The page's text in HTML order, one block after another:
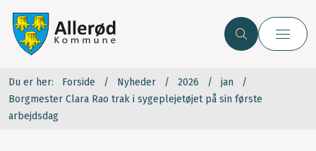
Du er her: Forside Nyheder 2026
jan
Borgmester Clara Rao trak i sygeplejetø­jet på sin første
arbejdsdag